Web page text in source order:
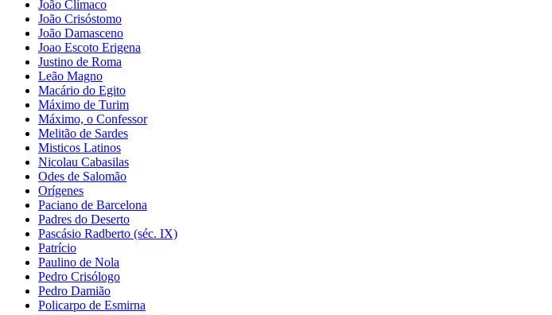
João Clímaco
João Crisóstomo
João Damasceno
Joao Escoto Erigena
Justino de Roma
Leão Magno
Macário do Egito
Máximo de Turim
Máximo, o Confessor
Melitão de Sardes
Misticos Latinos
Nicolau Cabasilas
Odes de Salomão
Orígenes
Paciano de Barcelona
Padres do Deserto
Pascásio Radberto (séc. IX)
Patrício
Paulino de Nola
Pedro Crisólogo
Pedro Damião
Policarpo de Esmirna